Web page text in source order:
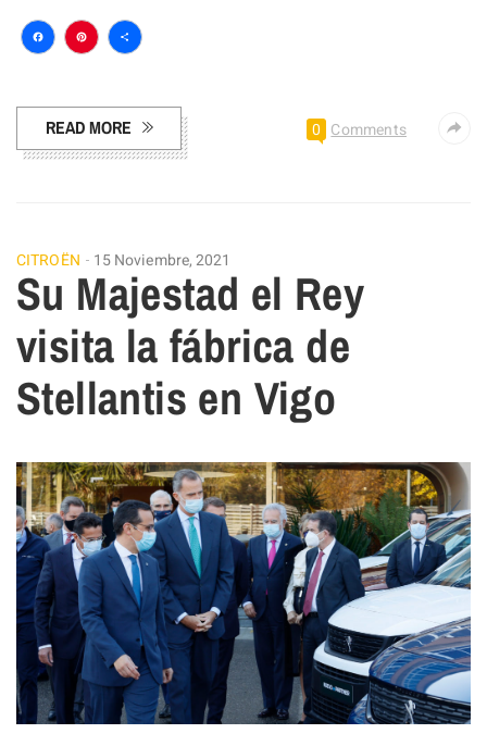
Facebook
Pinterest
Compartir
READ MORE 0 Comments
CITROËN 15 Noviembre, 2021
Su Majestad el Rey
visita la fábrica de
Stellantis en Vigo